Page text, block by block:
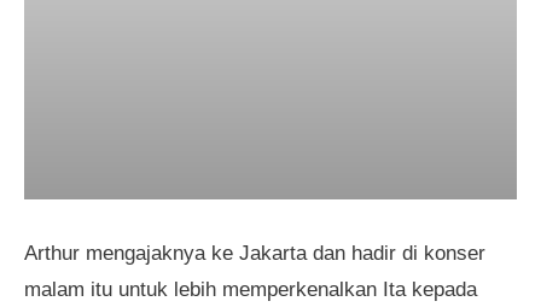
Arthur mengajaknya ke Jakarta dan hadir di konser
malam itu untuk lebih memperkenalkan Ita kepada